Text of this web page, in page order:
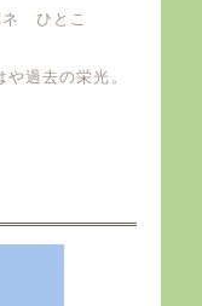
ネ ひとこ
過去の栄光。